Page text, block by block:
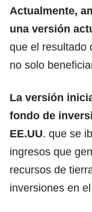
Actualmente,
una versión
que el resultado
no solo
La versión
fondo de
EE.UU. que se
ingresos que
recursos de
inversiones en